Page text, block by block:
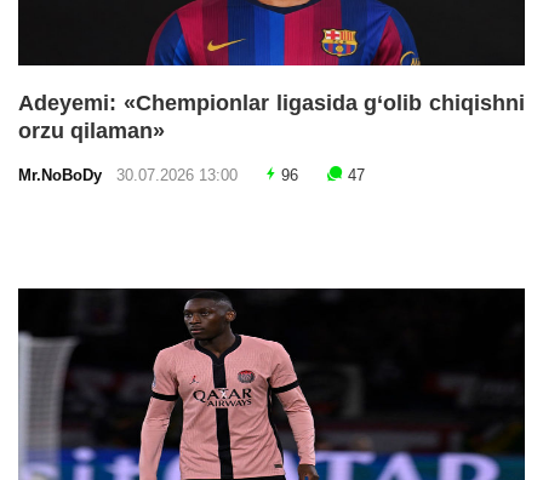
Adeyemi: «Chempionlar ligasida g‘olib chiqishni
orzu qilaman»
Mr.NoBoDy 30.07.2026 13:00 96 47